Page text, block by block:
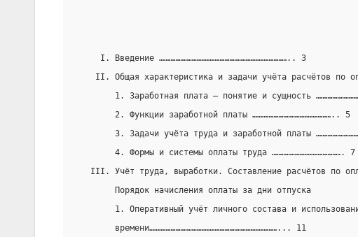
     I. Введение …………………………………………………………………….. 3
II. Общая характеристика и задачи учёта расчётов по
1. Заработная плата – понятие и сущность
        2. Функции заработной платы ………………………………………….. 5
3. Задачи учёта труда и заработной платы
        4. Формы и системы оплаты труда ……………………………………. 7
III. Учёт труда, выработки. Составление расчётов по
        Порядок начисления оплаты за дни отпуска
1. Оперативный учёт личного состава и
        времени……………………………………………………………………... 11